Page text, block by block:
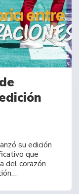
su edición
que
del corazón